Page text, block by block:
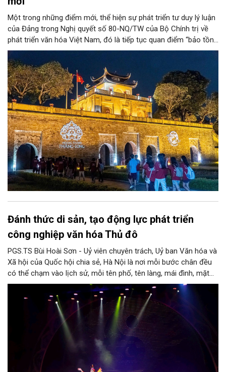
Một trong những điểm mới, thể hiện sự phát triển tư duy lý luận
của Đảng trong Nghị quyết số 80-NQ/TW của Bộ Chính trị về
phát triển văn hóa Việt Nam, đó là tiếp tục quan điểm “bảo tồn
và phát huy giá trị di sản văn hóa gắn kết với phát triển kinh tế -
xã hội và du lịch”; đồng thời, nâng lên một tầm cao mới: “phát
triển kinh tế di sản”.
Đánh thức di sản, tạo động lực phát triển
công nghiệp văn hóa Thủ đô
PGS.TS Bùi Hoài Sơn - Uỷ viên chuyên trách, Uỷ ban Văn hóa và
Xã hội của Quốc hội chia sẻ, Hà Nội là nơi mỗi bước chân đều
có thể chạm vào lịch sử, mỗi tên phố, tên làng, mái đình, mặt
hồ, nếp nhà, câu hát, món ăn, làn điệu, nghề thủ công đều có
thể kể một câu chuyện về chiều sâu văn hiến của dân tộc.
Nhưng trong kỷ nguyên mới, câu hỏi đặt ra không chỉ Hà Nội có
bao nhiêu di sản, bao nhiêu văn nghệ sĩ, trí thức, không gian ký
ức, mà là làm thế nào để những giá trị ấy trở thành nguồn lực
phát triển, thành sức mạnh mềm, thành động lực sáng tạo,
thành năng lực cạnh tranh của Thủ đô.